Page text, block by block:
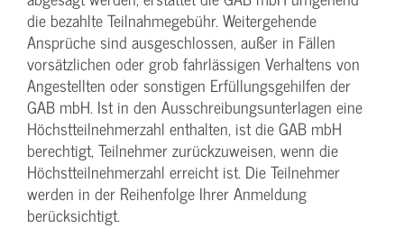
die bezahlte Teilnahmegebühr. Weitergehende
Ansprüche sind ausgeschlossen, außer in Fällen
vorsätzlichen oder grob fahrlässigen Verhaltens von
Angestellten oder sonstigen Erfüllungsgehilfen der
GAB mbH. Ist in den Ausschreibungsunterlagen eine
Höchstteilnehmerzahl enthalten, ist die GAB mbH
berechtigt, Teilnehmer zurückzuweisen, wenn die
Höchstteilnehmerzahl erreicht ist. Die Teilnehmer
werden in der Reihenfolge Ihrer Anmeldung
berücksichtigt.